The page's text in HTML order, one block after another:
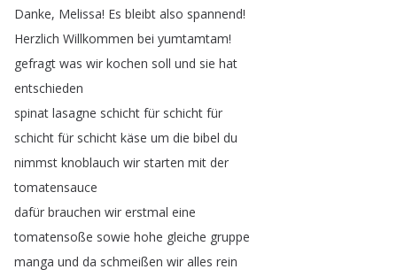
Danke, Melissa! Es bleibt also spannend!
Herzlich Willkommen bei yumtamtam!
gefragt was wir kochen soll und sie hat
entschieden
spinat lasagne schicht für schicht für
schicht für schicht käse um die bibel du
nimmst knoblauch wir starten mit der
tomatensauce
dafür brauchen wir erstmal eine
tomatensoße sowie hohe gleiche gruppe
manga und da schmeißen wir alles rein